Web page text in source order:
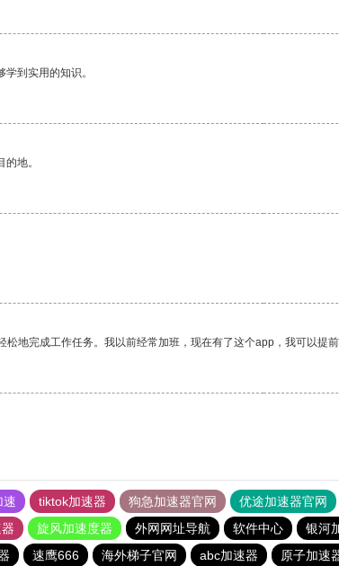
到实用的知识。
地。
地完成工作任务。我以前经常加班，现在有了这个app，我可以提前
速 tiktok加速器 狗急加速器官网 优途加速器官网
旋风加速度器 外网网址导航 软件中心 银河
速鹰666 海外梯子官网 abc加速器 原子加速